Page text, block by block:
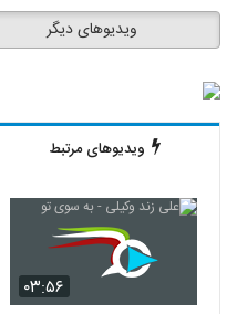
ویدیوهای دیگر
ویدیوهای مرتبط
۰۳:۵۶